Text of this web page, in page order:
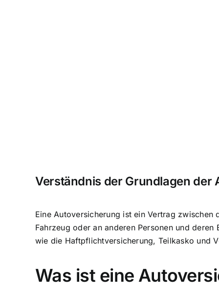
Verständnis der Grundlagen der
Eine Autoversicherung ist einVertrag zwischen
Fahrzeug oder an anderen Personen und
wie die Haftpflichtversicherung, Teilkasko und
Was ist eine